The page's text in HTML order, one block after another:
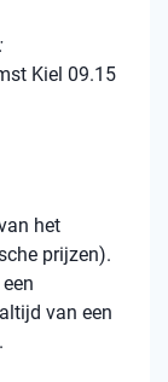
Kiel 09.15
het
prijzen).
van een